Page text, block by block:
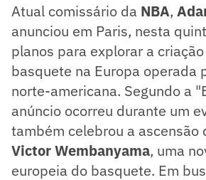
Atual comissário da NBA,
anunciou em Paris, nesta
planos para explorar a
basquete na Europa operada
norte-americana. Segundo a
anúncio ocorreu durante um
também celebrou a ascensão
Victor Wembanyama, uma
europeia do basquete. Em